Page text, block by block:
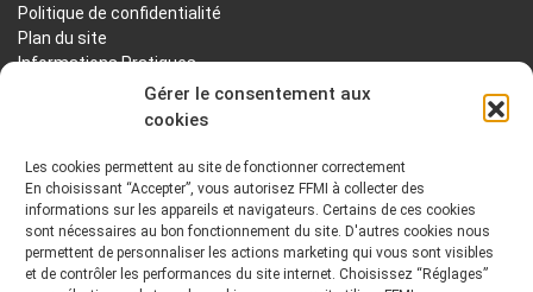
Gérer le consentement aux
cookies
Les cookies permettent au site de fonctionner correctement
En choisissant “Accepter”, vous autorisez FFMI à collecter des
informations sur les appareils et navigateurs. Certains de ces cookies
sont nécessaires au bon fonctionnement du site. D'autres cookies nous
permettent de personnaliser les actions marketing qui vous sont visibles
et de contrôler les performances du site internet. Choisissez “Réglages”
Politique de confidentialité
Plan du site
Informations Pratiques
PRÉSENTATION NOTRE HISTOIRE
DÉONTOLOGIE PRINCIPES ORIENTATIONS